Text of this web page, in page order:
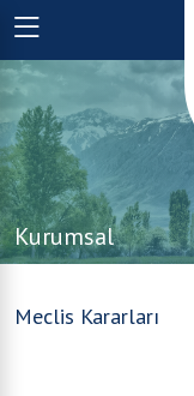
Kurumsal
Meclis Kararları